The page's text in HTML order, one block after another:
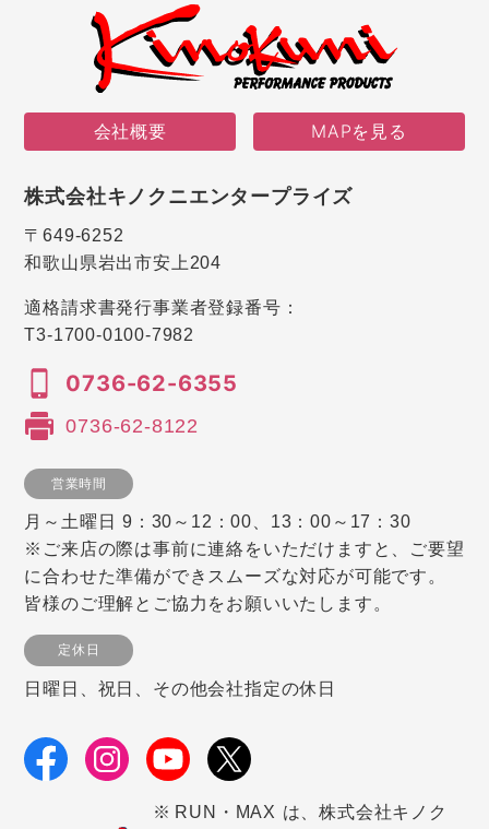
会社概要 MAPを見る
株式会社キノクニエンタープライズ
〒649-6252
和歌山県岩出市安上204
適格請求書発行事業者登録番号：
T3-1700-0100-7982
0736-62-6355
0736-62-8122
営業時間
月～土曜日 9：30～12：00、13：00～17：30
※ご来店の際は事前に連絡をいただけますと、ご要望
に合わせた準備ができスムーズな対応が可能です。
皆様のご理解とご協力をお願いいたします。
定休日
日曜日、祝日、その他会社指定の休日
RUN・MAX は、株式会社キノク